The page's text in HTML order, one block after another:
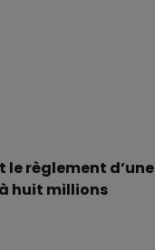
règlement d’une
huit millions